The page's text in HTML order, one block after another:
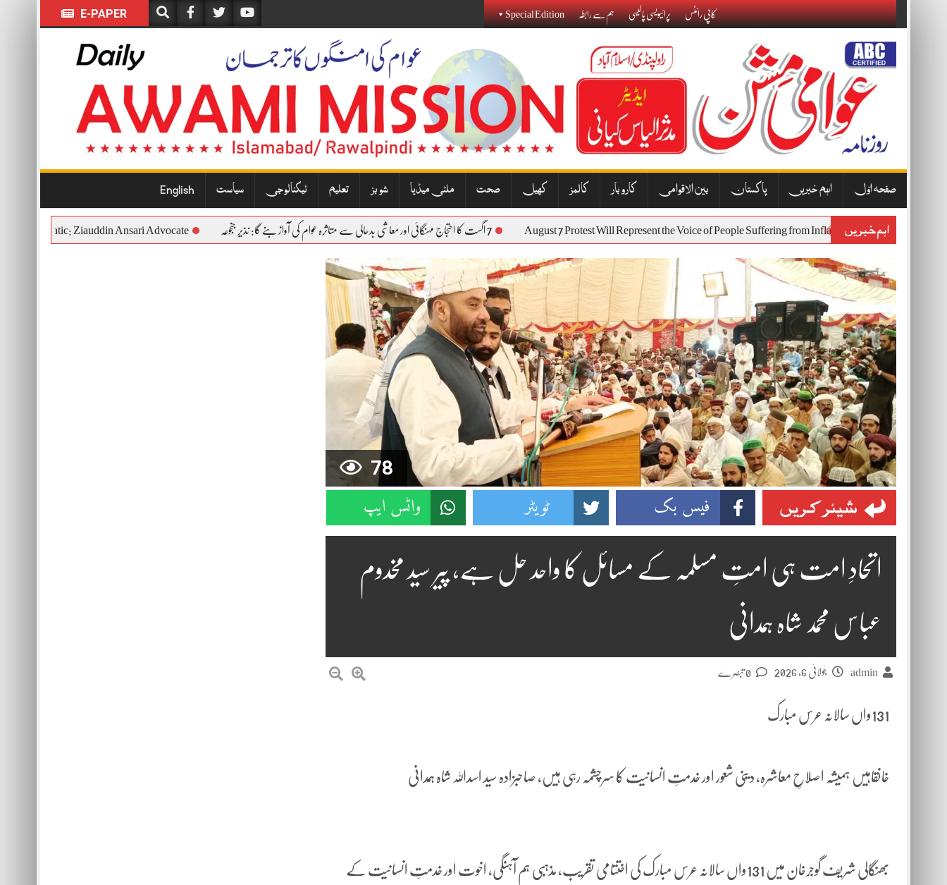
E-PAPER کاپی رائٹس پرائیویسی پالیسی ہم سے رابطہ Special Edition
صفحہ اوّل اہم خبریں پاکستان بین الاقوامی کاروبار کالمز کھیل صحت ملٹی میڈیا شوبز تعلیم ٹیکنالوجی سیاست English
اہم خبریں
August 7 Protest Will Represent the Voice of People Suffering from Inflation and
and Democratic: Ziauddin Ansari Advocate
78
شیئر کریں فیس بک ٹویٹر واٹس ایپ
اتحادِ امت ہی امتِ مسلمہ کے مسائل کا واحد حل ہے، پیر سید مخدوم
عباس محمد شاہ ہمدانی
admin جولائی 6, 2026
131واں سالانہ عرس مبارک
خانقاہیں ہمیشہ اصلاحِ معاشرہ، دینی شعور اور خدمتِ انسانیت کا سرچشمہ رہی ہیں، صاحبزادہ سید اسداللہ شاہ ہمدانی
بھنگالی شریف گوجرخان میں 131واں سالانہ عرس مبارک کی اختتامی تقریب، مذہبی ہم آہنگی، اخوت اور خدمتِ انسانیت کے